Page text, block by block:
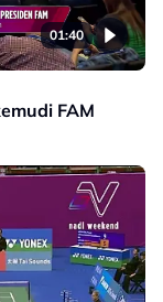
01:40
FAM